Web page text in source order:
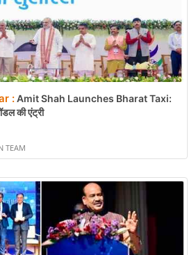
:Amit Shah Launches Bharat Taxi:
की एंट्री
TEAM